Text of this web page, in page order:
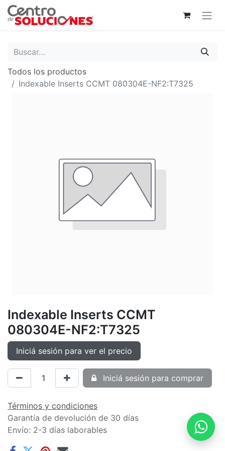
Todos los productos
Indexable Inserts CCMT 080304E-NF2:T7325
Indexable Inserts CCMT
080304E-NF2:T7325
Iniciá sesión para ver el precio
Iniciá sesión para comprar
Términos y condiciones
Garantía de devolución de 30 días
Envío: 2-3 días laborables